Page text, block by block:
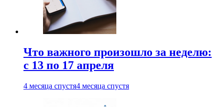
Что важного произошло за неделю:
с 13 по 17 апреля
4 месяца спустя4 месяца спустя